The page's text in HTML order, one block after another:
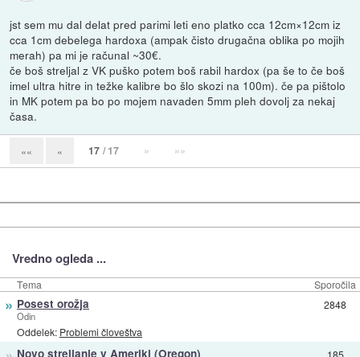
jst sem mu dal delat pred parimi leti eno platko cca 12cm×12cm iz
cca 1cm debelega hardoxa (ampak čisto drugačna oblika po mojih
merah) pa mi je računal ~30€.
če boš streljal z VK puško potem boš rabil hardox (pa še to če boš
imel ultra hitre in težke kalibre bo šlo skozi na 100m). če pa pištolo
in MK potem pa bo po mojem navaden 5mm pleh dovolj za nekaj
časa.
«« « 17 / 17 » »»
Vredno ogleda ...
Tema Sporočila
» Posest orožja
Odin
Oddelek: Problemi človeštva
2848
Novo streljanje v Ameriki (Oregon)